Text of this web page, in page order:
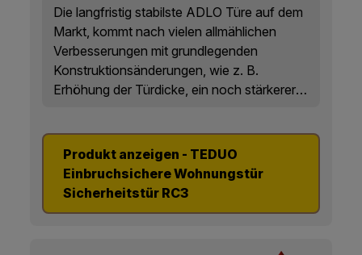
Die langfristig stabilste ADLO Türe auf dem
Markt, kommt nach vielen allmählichen
Verbesserungen mit grundlegenden
Konstruktionsänderungen, wie z. B.
Erhöhung der Türdicke, ein noch stärkerer
robuste Türbänder. Dank dessen konnte
eine höhere Steifigket des Türflügels,
höhere Biegefestigkeit, sowie eine bis zu
Produkt anzeigen - TEDUO
Einbruchsichere Wohnungstür
Sicherheitstür RC3